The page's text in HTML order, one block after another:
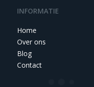
INFORMATIE
Home
Over ons
Blog
Contact